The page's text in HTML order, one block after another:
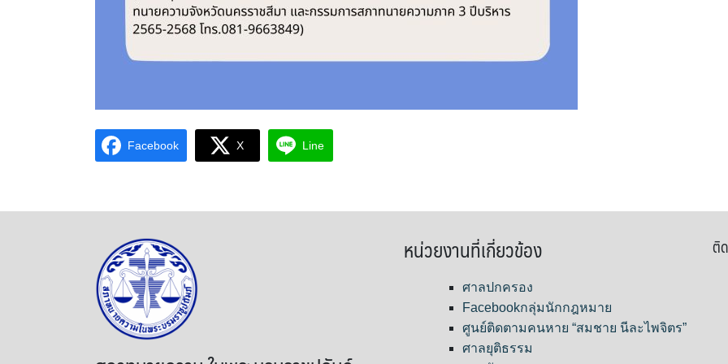
Facebook X Line
หน่วยงานที่เกี่ยวข้อง
ศาลปกครอง
Facebookกลุ่มนักกฎหมาย
ศูนย์ติดตามคนหาย “สมชาย นีละไพจิตร”
ศาลยุติธรรม
ติ